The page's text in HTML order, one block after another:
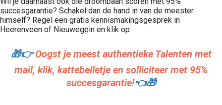
succesgarantie? Schakel dan de hand in van de meester
himself? Regel een gratis kennismakingsgesprek in
Heerenveen of Nieuwegein en klik op:
🎁👉Oogst je meest authentieke Talenten met
mail, klik, kattebelletje en solliciteer met 95%
succesgarantie!👈🎁